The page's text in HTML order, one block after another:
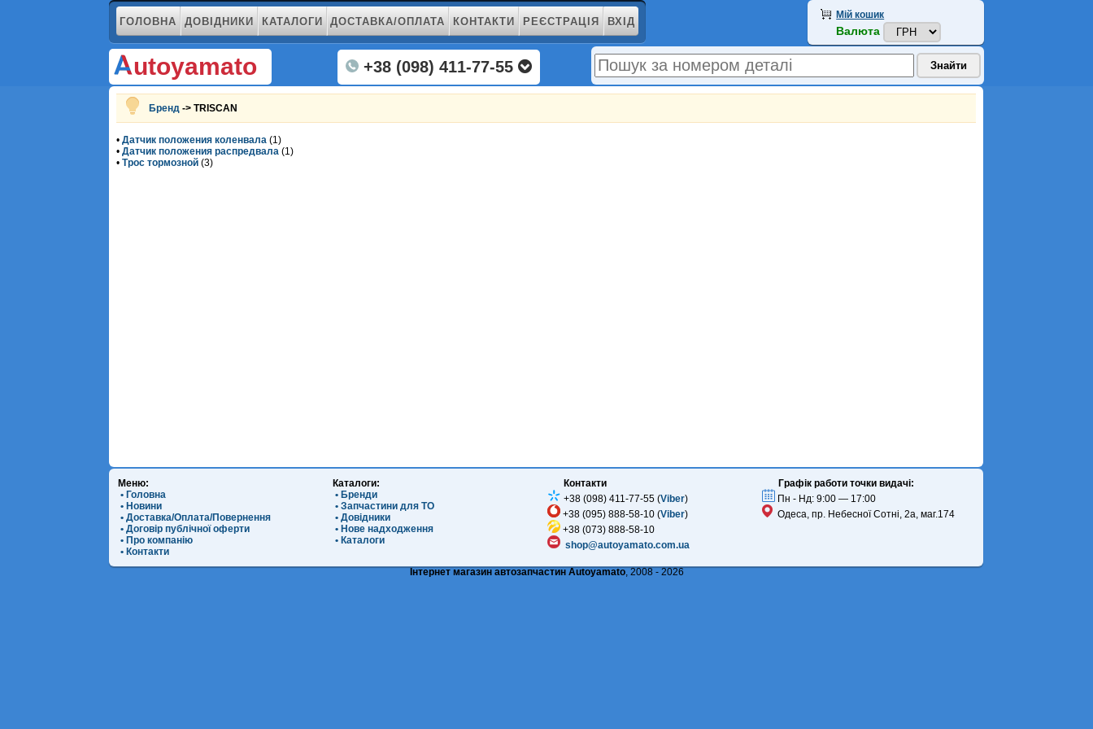
ГОЛОВНА ДОВІДНИКИ КАТАЛОГИ ДОСТАВКА/ОПЛАТА КОНТАКТИ РЕЄСТРАЦІЯ ВХІД
utoyamato +38 (098) 411-77-55
Мій кошик
Валюта
Бренд -> TRISCAN
•Датчик положения коленвала (1)
•Датчик положения распредвала (1)
•Трос тормозной (3)
Меню:
• Головна
• Новини
• Доставка/Оплата/Повернення
• Договір публічної оферти
• Про компанію
• Контакти
Каталоги:
• Бренди
• Запчастини для ТО
• Довідники
• Нове надходження
• Каталоги
Контакти
+38 (098) 411-77-55 (Viber)
+38 (095) 888-58-10 (Viber)
+38 (073) 888-58-10
shop@autoyamato.com.ua
Графік работи точки видачі:
Пн - Нд: 9:00 — 17:00
Одеса, пр. Небесної Сотні, 2а, маг.174
Інтернет магазин автозапчастин Autoyamato, 2008 - 2026